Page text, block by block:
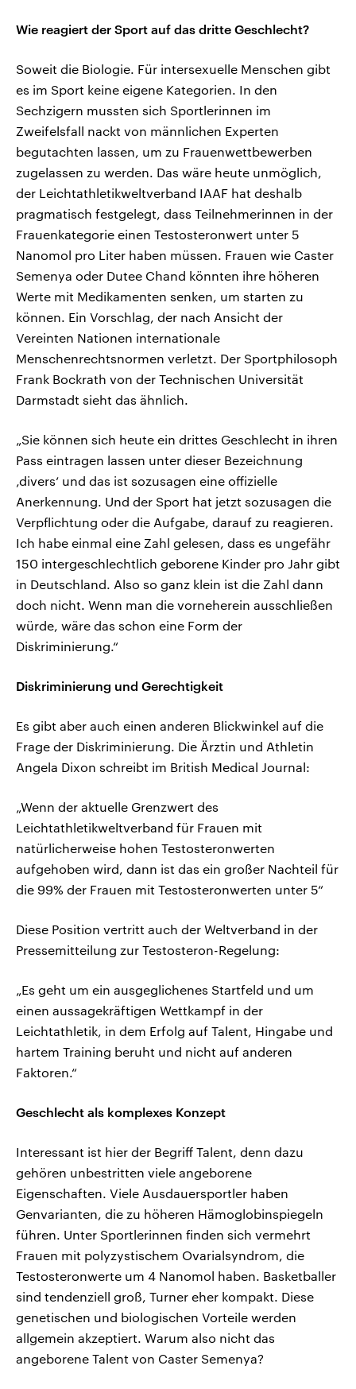
Wie reagiert der Sport auf das dritte Geschlecht?
Soweit die Biologie. Für intersexuelle Menschen gibt
es im Sport keine eigene Kategorien. In den
Sechzigern mussten sich Sportlerinnen im
Zweifelsfall nackt von männlichen Experten
begutachten lassen, um zu Frauenwettbewerben
zugelassen zu werden. Das wäre heute unmöglich,
der Leichtathletikweltverband IAAF hat deshalb
pragmatisch festgelegt, dass Teilnehmerinnen in der
Frauenkategorie einen Testosteronwert unter 5
Nanomol pro Liter haben müssen. Frauen wie Caster
Semenya oder Dutee Chand könnten ihre höheren
Werte mit Medikamenten senken, um starten zu
können. Ein Vorschlag, der nach Ansicht der
Vereinten Nationen internationale
Menschenrechtsnormen verletzt. Der Sportphilosoph
Frank Bockrath von der Technischen Universität
Darmstadt sieht das ähnlich.
„Sie können sich heute ein drittes Geschlecht in ihren
Pass eintragen lassen unter dieser Bezeichnung
‚divers‘ und das ist sozusagen eine offizielle
Anerkennung. Und der Sport hat jetzt sozusagen die
Verpflichtung oder die Aufgabe, darauf zu reagieren.
Ich habe einmal eine Zahl gelesen, dass es ungefähr
150 intergeschlechtlich geborene Kinder pro Jahr gibt
in Deutschland. Also so ganz klein ist die Zahl dann
doch nicht. Wenn man die vorneherein ausschließen
würde, wäre das schon eine Form der
Diskriminierung.“
Diskriminierung und Gerechtigkeit
Es gibt aber auch einen anderen Blickwinkel auf die
Frage der Diskriminierung. Die Ärztin und Athletin
Angela Dixon schreibt im British Medical Journal:
„Wenn der aktuelle Grenzwert des
Leichtathletikweltverband für Frauen mit
natürlicherweise hohen Testosteronwerten
aufgehoben wird, dann ist das ein großer Nachteil für
die 99% der Frauen mit Testosteronwerten unter 5“
Diese Position vertritt auch der Weltverband in der
Pressemitteilung zur Testosteron-Regelung:
„Es geht um ein ausgeglichenes Startfeld und um
einen aussagekräftigen Wettkampf in der
Leichtathletik, in dem Erfolg auf Talent, Hingabe und
hartem Training beruht und nicht auf anderen
Faktoren.“
Geschlecht als komplexes Konzept
Interessant ist hier der Begriff Talent, denn dazu
gehören unbestritten viele angeborene
Eigenschaften. Viele Ausdauersportler haben
Genvarianten, die zu höheren Hämoglobinspiegeln
führen. Unter Sportlerinnen finden sich vermehrt
Frauen mit polyzystischem Ovarialsyndrom, die
Testosteronwerte um 4 Nanomol haben. Basketballer
sind tendenziell groß, Turner eher kompakt. Diese
genetischen und biologischen Vorteile werden
allgemein akzeptiert. Warum also nicht das
angeborene Talent von Caster Semenya?